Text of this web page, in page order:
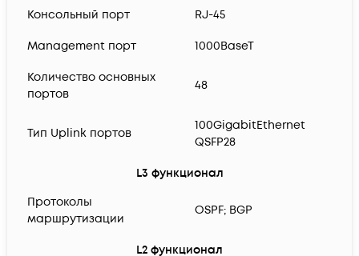
Консольный порт RJ-45
Management порт 1000BaseT
Количество основных
портов
48
Тип Uplink портов
100GigabitEthernet
QSFP28
L3 функционал
Протоколы
маршрутизации
OSPF; BGP
L2 функционал